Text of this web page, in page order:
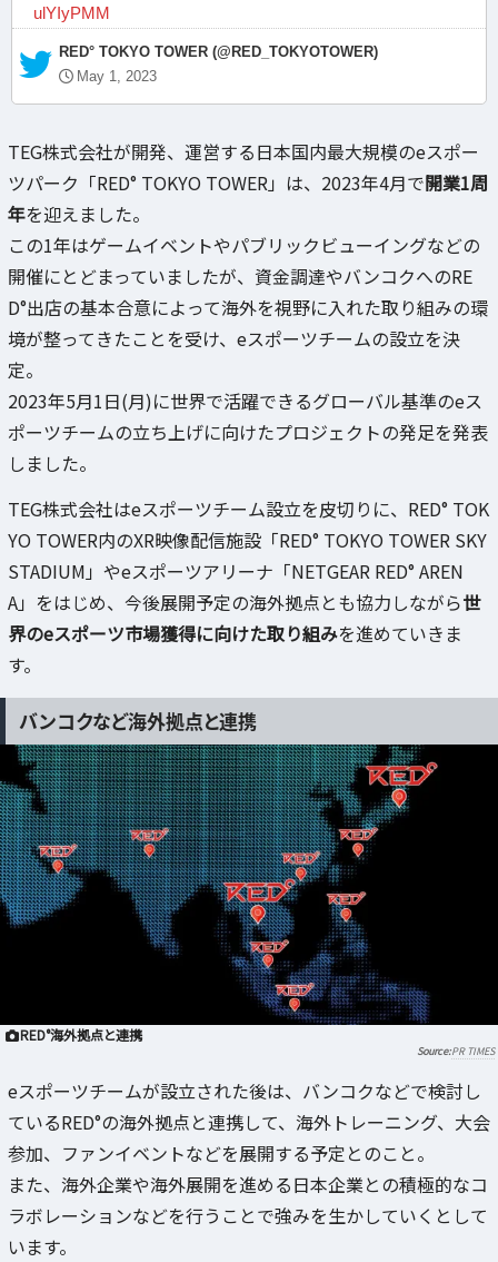
ulYIyPMM
— RED° TOKYO TOWER (@RED_TOKYOTOWER)
May 1, 2023
TEG株式会社が開発、運営する日本国内最大規模のeスポー
ツパーク「RED° TOKYO TOWER」は、2023年4月で開業1周
年を迎えました。
この1年はゲームイベントやパブリックビューイングなどの
開催にとどまっていましたが、資金調達やバンコクへのRE
D°出店の基本合意によって海外を視野に入れた取り組みの環
境が整ってきたことを受け、eスポーツチームの設立を決
定。
2023年5月1日(月)に世界で活躍できるグローバル基準のeス
ポーツチームの立ち上げに向けたプロジェクトの発足を発表
しました。
TEG株式会社はeスポーツチーム設立を皮切りに、RED° TOK
YO TOWER内のXR映像配信施設「RED° TOKYO TOWER SKY
STADIUM」やeスポーツアリーナ「NETGEAR RED° AREN
A」をはじめ、今後展開予定の海外拠点とも協力しながら世
界のeスポーツ市場獲得に向けた取り組みを進めていきま
す。
バンコクなど海外拠点と連携
RED°海外拠点と連携
PR TIMES
eスポーツチームが設立された後は、バンコクなどで検討し
ているRED°の海外拠点と連携して、海外トレーニング、大会
参加、ファンイベントなどを展開する予定とのこと。
また、海外企業や海外展開を進める日本企業との積極的なコ
ラボレーションなどを行うことで強みを生かしていくとして
います。